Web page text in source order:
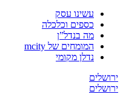
עשינו עסק
כספים וכלכלה
מה בנדל”ן
המומחים של mcity
נדלן מקומי
ירושלים
ירושלים